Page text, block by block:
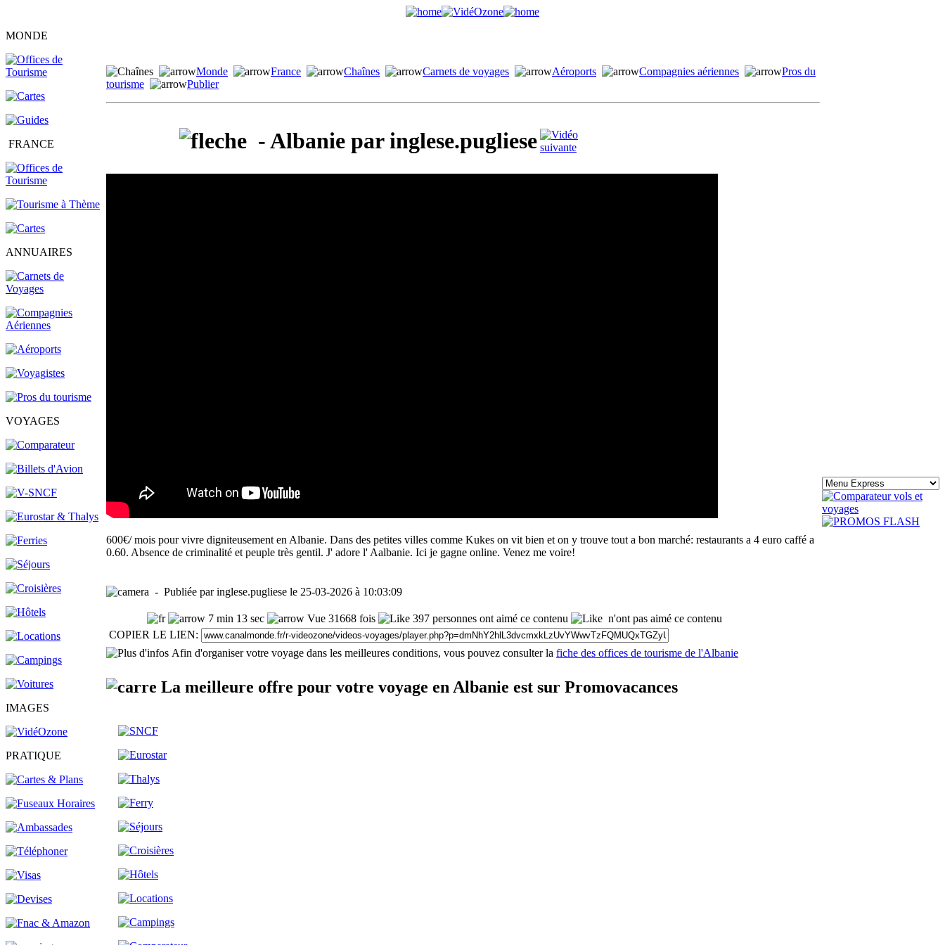
MONDE
FRANCE
ANNUAIRES
VOYAGES
IMAGES
PRATIQUE
Monde France Chaînes Carnets de voyages Aéroports Compagnies aériennes
Pros du
tourisme
Publier
- Albanie par inglese.pugliese
600€/ mois pour vivre digniteusement en Albanie. Dans des petites villes comme Kukes on vit bien et on y trouve tout a bon marché: restaurants a 4 euro caffé a
0.60. Absence de criminalité et peuple très gentil. J' adore l' Aalbanie. Ici je gagne online. Venez me voire!
- Publiée par inglese.pugliese le 25-03-2026 à 10:03:09
7 min 13 sec Vue 31668 fois 397 personnes ont aimé ce contenu
n'ont pas aimé ce contenu
COPIER LE LIEN:
Afin d'organiser votre voyage dans les meilleures conditions, vous pouvez consulter la fiche des offices de tourisme de l'Albanie
La meilleure offre pour votre voyage en Albanie est sur Promovacances